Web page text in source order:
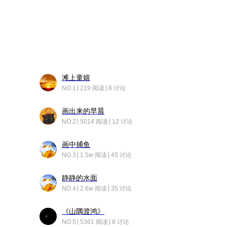
滩上童嬉
NO.1 219 阅读 8 讨论
画出来的早晨
NO.2 5014 阅读 12 讨论
画中捕鱼
NO.3 1.5w 阅读 45 讨论
静静的水面
NO.4 2.6w 阅读 35 讨论
《山隅渡鸿》
NO.5 5361 阅读 8 讨论